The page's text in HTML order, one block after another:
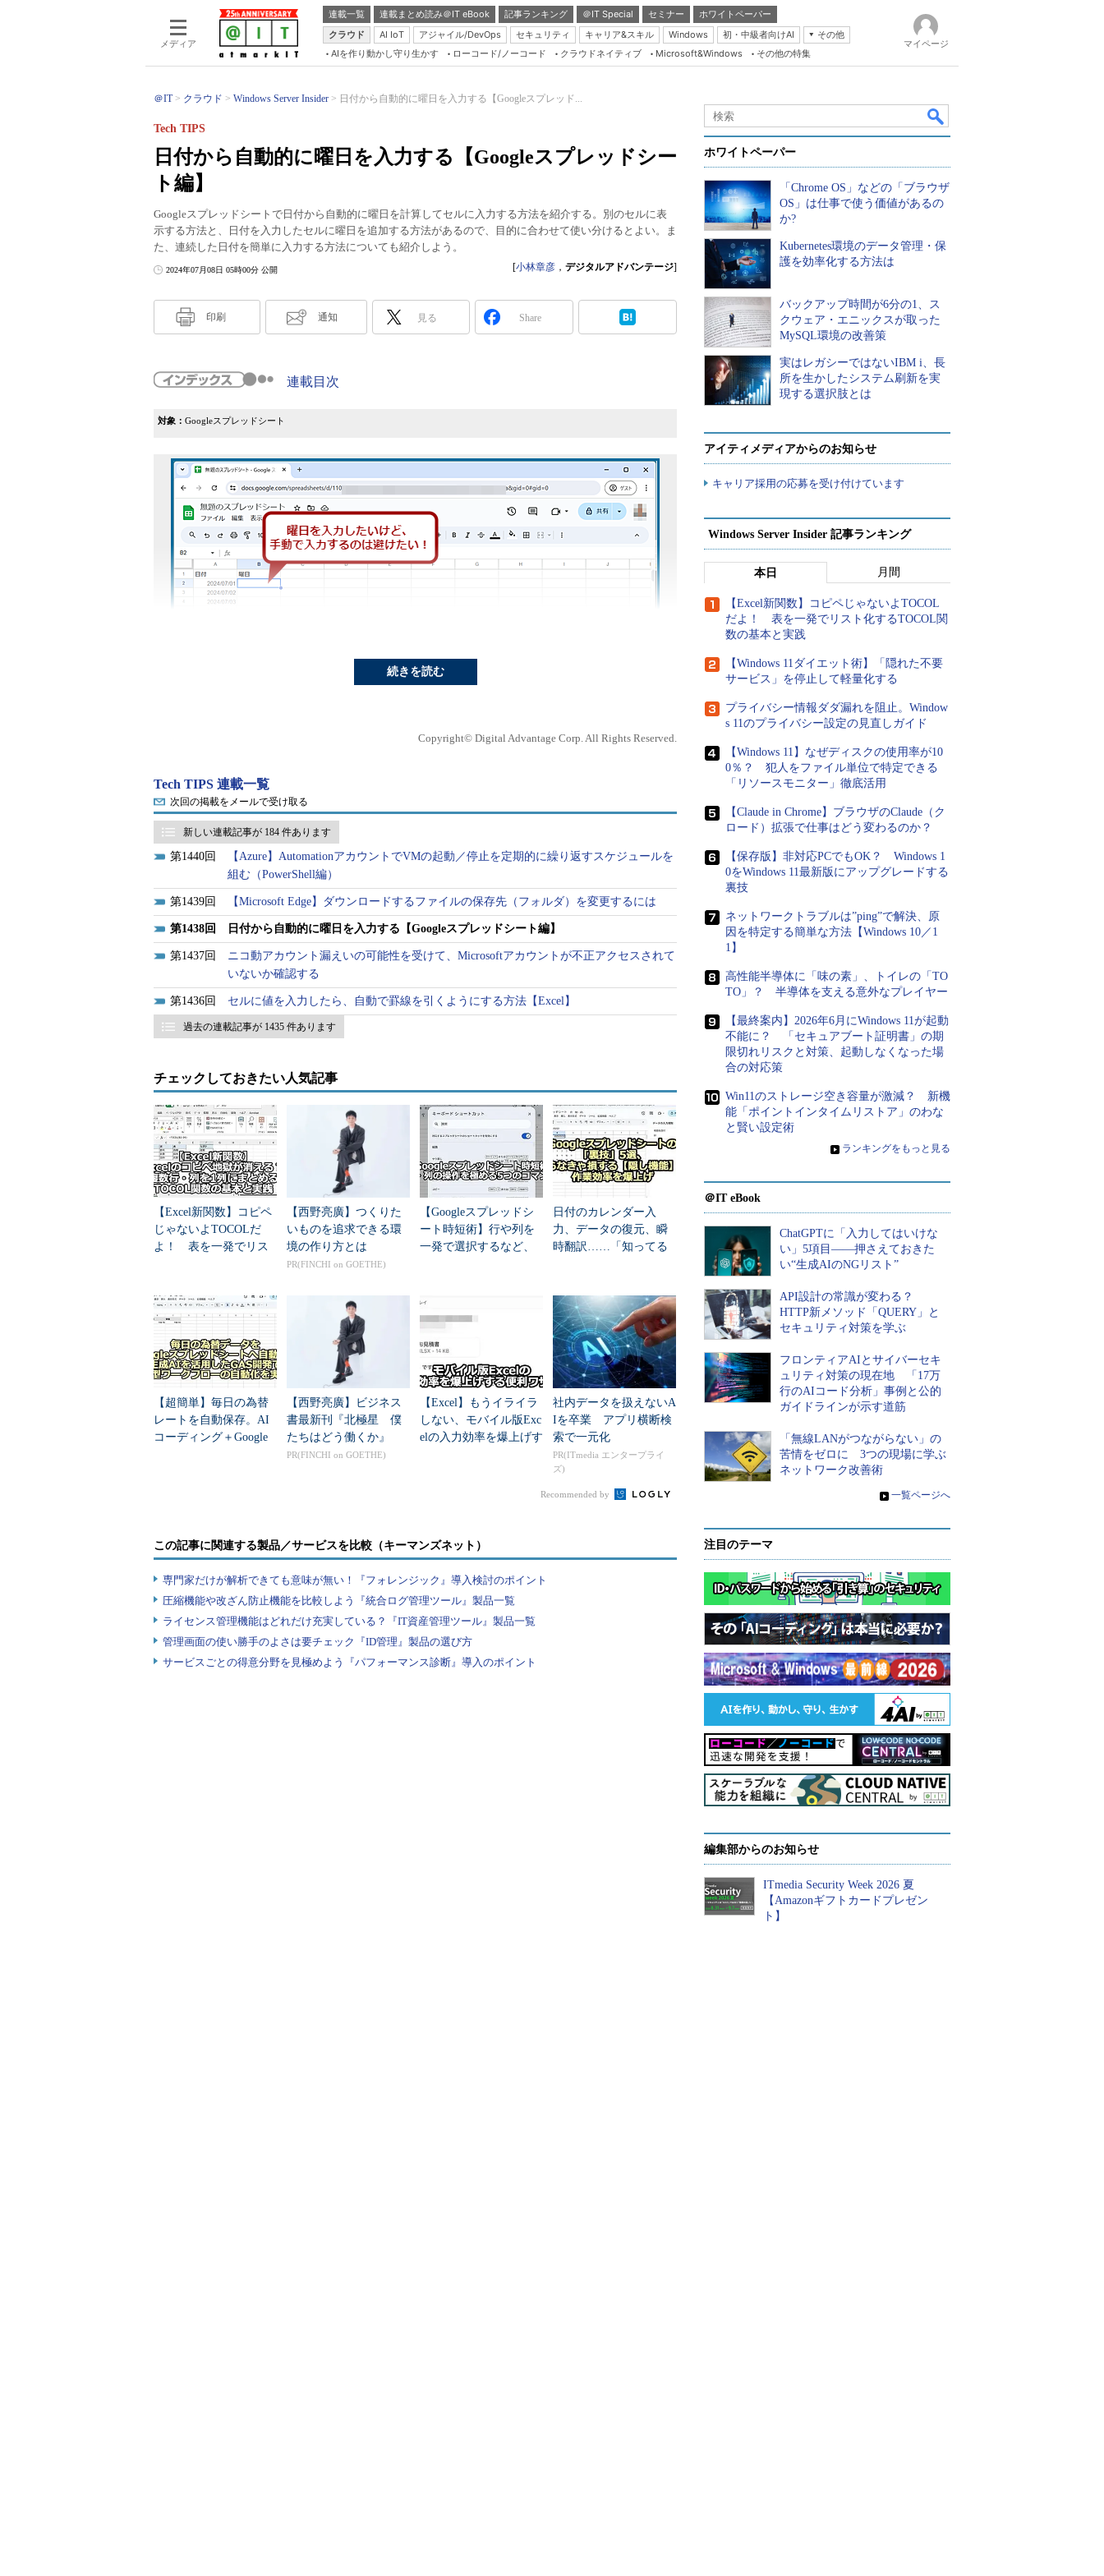
メディア
連載一覧 連載まとめ読み＠IT eBook 記事ランキング ＠IT Special セミナー
ホワイトペーパー
クラウド
AI IoT アジャイル/DevOps セキュリティ キャリア&スキル Windows 初・中級者向けAI
その他
Server & Storage
Java Agile
Database Expert
Linux ＆ OSS
Master of IP Network
Security & Trust
Test & Tools
AIを作り動かし守り生かす ローコード/ノーコード クラウドネイティブ Microsoft&Windows その他の特集
マイページ
＠IT クラウド Windows Server Insider 日付から自動的に曜日を入力する【Googleスプレッド...
日付から自動的に曜日を入力する【Googleスプレッドシー
ト編】
Tech TIPS
Googleスプレッドシートで日付から自動的に曜日を計算してセルに入力する方法を紹介する。別のセルに表
示する方法と、日付を入力したセルに曜日を追加する方法があるので、目的に合わせて使い分けるとよい。ま
た、連続した日付を簡単に入力する方法についても紹介しよう。
2024年07月08日 05時00分 公開 [小林章彦 ， デジタルアドバンテージ]
印刷 通知 見る Share
連載目次
対象： Googleスプレッドシート
Googleスプレッドシートで曜日を自動入力する
曜日を入力したい場合、カレンダーで曜日を調べてそれをセルに入力するのは、面倒だし、間違いの原因にも
なる。Googleスプレッドシートの機能を使って曜日を自動入力するようにしよう。
>
関数を使って日付から曜日を表示する方法
表示形式を使って日付を表示する方法
オートフィルを使って自動的に日付や曜日を入力する
見積書や報告書などに日付を入力した際、曜日も入力したいこともあるだろう。その
した日付に合わせて、曜日が自動的に入力されると曜日の間違いも起きず便利である。
Microsoft Excelの場合、TEXT関数を使って日付を曜日に変換できるが、Googleスプレ
ッドシートではどのようにすればよいのだろうか？ そこで、本Tech TIPSでは、Google
スプレッドシートで日付に合わせて曜日を自動入力させる方法を紹介する。
なお、Googleの利用規約によれば、Googleスプレッドシート自体は個人利用、商用利
用ともに問題がないようだが、Googleスプレッドシートの保存先となるGoogleドライブ
の商用利用が制限されている。そのため、Googleスプレッドシートを商用利用する際に
Google Workspace」の加入が必要になると思われるので注意してほ
関数を使って日付から曜日を表示する方法
Googleスプレッドシートでも、入力した日付から曜日を自動的に入力する際には、
Excelと同様、TEXT関数を使う。例えば、「A2」セルに日付を入力し、「B2」セルに曜
日を表示したい場合、「B2」セルに以下のように入力するとよい。
「B2」セルに日付に合わせて「月曜日、火曜日、水曜日、木曜日、金曜日、土曜日、
日曜日」の表示形式で曜日が入力される。TEXT関数の「"dddd"」の部分を「"ddd"」に
すれば、曜日の表示形式が「月、火、水、木、金、土、日」に変更できる。また「"
(ddd)"」のように「()」で囲うと「(月)」、「｛｝」で囲うと「{月}」といった形式でも表
示可能だ。
続きを読む
Copyright© Digital Advantage Corp. All Rights Reserved.
Tech TIPS 連載一覧
次回の掲載をメールで受け取る
新しい連載記事が 184 件あります
1440
【Azure】AutomationアカウントでVMの起動／停止を定期的に繰り返すスケジュールを
組む（PowerShell編）
1439 【Microsoft Edge】ダウンロードするファイルの保存先（フォルダ）を変更するには
1438 日付から自動的に曜日を入力する【Googleスプレッドシート編】
1437
ニコ動アカウント漏えいの可能性を受けて、Microsoftアカウントが不正アクセスされて
いないか確認する
1436 セルに値を入力したら、自動で罫線を引くようにする方法【Excel】
過去の連載記事が 1435 件あります
チェックしておきたい人気記事
【Excel新関数】コピペ
じゃないよTOCOLだ
よ！ 表を一発でリス
【西野亮廣】つくりた
いものを追求できる環
境の作り方とは
PR(FINCHI on GOETHE)
【Googleスプレッドシ
ート時短術】行や列を
一発で選択するなど、
トカット
日付のカレンダー入
力、データの復元、瞬
時翻訳……「知ってる
ドシート】
【超簡単】毎日の為替
レートを自動保存。AI
コーディング＋Google
【西野亮廣】ビジネス
書最新刊『北極星 僕
たちはどう働くか』
PR(FINCHI on GOETHE)
【Excel】もうイライラ
しない、モバイル版Exc
elの入力効率を爆上げす
社内データを扱えないA
Iを卒業 アプリ横断検
索で一元化
PR(ITmedia エンタープライ
ズ)
Recommended by
この記事に関連する製品／サービスを比較（キーマンズネット）
専門家だけが解析できても意味が無い！『フォレンジック』導入検討のポイント
圧縮機能や改ざん防止機能を比較しよう『統合ログ管理ツール』製品一覧
ライセンス管理機能はどれだけ充実している？『IT資産管理ツール』製品一覧
管理画面の使い勝手のよさは要チェック『ID管理』製品の選び方
サービスごとの得意分野を見極めよう『パフォーマンス診断』導入のポイント
ホワイトペーパー
「Chrome OS」などの「ブラウザ
OS」は仕事で使う価値があるの
か?
Kubernetes環境のデータ管理・保
護を効率化する方法は
バックアップ時間が6分の1、ス
クウェア・エニックスが取った
MySQL環境の改善策
実はレガシーではないIBM i、長
所を生かしたシステム刷新を実
現する選択肢とは
アイティメディアからのお知らせ
キャリア採用の応募を受け付けています
Windows Server Insider 記事ランキング
本日 月間
【Excel新関数】コピペじゃないよTOCOL
だよ！ 表を一発でリスト化するTOCOL関
数の基本と実践
【Windows 11ダイエット術】「隠れた不要
サービス」を停止して軽量化する
プライバシー情報ダダ漏れを阻止。Window
s 11のプライバシー設定の見直しガイド
【Windows 11】なぜディスクの使用率が10
0％？ 犯人をファイル単位で特定できる
「リソースモニター」徹底活用
【Claude in Chrome】ブラウザのClaude（ク
ロード）拡張で仕事はどう変わるのか？
【保存版】非対応PCでもOK？ Windows 1
0をWindows 11最新版にアップグレードする
裏技
ネットワークトラブルは”ping”で解決、原
因を特定する簡単な方法【Windows 10／1
1】
高性能半導体に「味の素」、トイレの「TO
TO」？ 半導体を支える意外なプレイヤー
【最終案内】2026年6月にWindows 11が起動
不能に？ 「セキュアブート証明書」の期
限切れリスクと対策、起動しなくなった場
合の対応策
Win11のストレージ空き容量が激減？ 新機
能「ポイントインタイムリストア」のわな
と賢い設定術
» ランキングをもっと見る
＠IT eBook
ChatGPTに「入力してはいけな
い」5項目――押さえておきた
い“生成AIのNGリスト”
API設計の常識が変わる？
HTTP新メソッド「QUERY」と
セキュリティ対策を学ぶ
フロンティアAIとサイバーセキ
ュリティ対策の現在地 「17万
行のAIコード分析」事例と公的
ガイドラインが示す道筋
「無線LANがつながらない」の
苦情をゼロに 3つの現場に学ぶ
ネットワーク改善術
» 一覧ページへ
注目のテーマ
編集部からのお知らせ
ITmedia Security Week 2026 夏
【Amazonギフトカードプレゼン
ト】